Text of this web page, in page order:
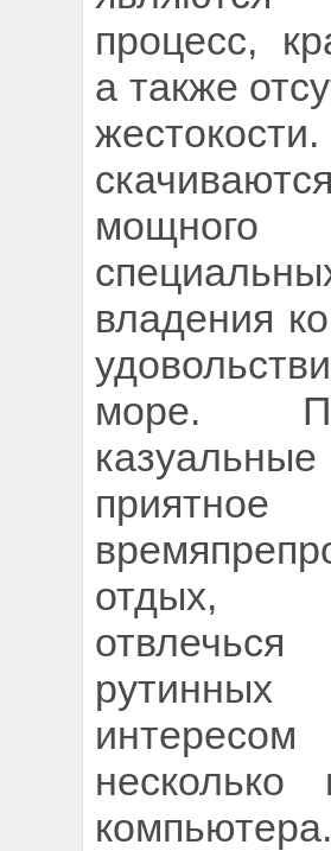
процесс,
а также
владения
море.
приятное
отдых,
компьютера.